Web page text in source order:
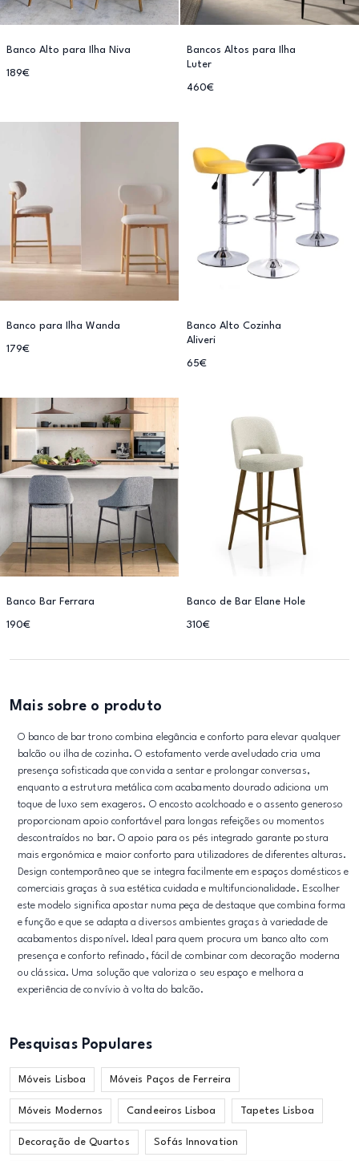
Banco Alto para Ilha Niva
189€
Bancos Altos para Ilha
Luter
460€
Banco para Ilha Wanda
179€
Banco Alto Cozinha
Aliveri
65€
Banco Bar Ferrara
190€
Banco de Bar Elane Hole
310€
Mais sobre o produto
O banco de bar trono combina elegância e conforto para elevar qualquer
balcão ou ilha de cozinha. O estofamento verde aveludado cria uma
presença sofisticada que convida a sentar e prolongar conversas,
enquanto a estrutura metálica com acabamento dourado adiciona um
toque de luxo sem exageros. O encosto acolchoado e o assento generoso
proporcionam apoio confortável para longas refeições ou momentos
descontraídos no bar. O apoio para os pés integrado garante postura
mais ergonómica e maior conforto para utilizadores de diferentes alturas.
Design contemporâneo que se integra facilmente em espaços domésticos e
comerciais graças à sua estética cuidada e multifuncionalidade. Escolher
este modelo significa apostar numa peça de destaque que combina forma
e função e que se adapta a diversos ambientes graças à variedade de
acabamentos disponível. Ideal para quem procura um banco alto com
presença e conforto refinado, fácil de combinar com decoração moderna
ou clássica. Uma solução que valoriza o seu espaço e melhora a
experiência de convívio à volta do balcão.
Pesquisas Populares
Móveis Lisboa Móveis Paços de Ferreira
Móveis Modernos Candeeiros Lisboa Tapetes Lisboa
Decoração de Quartos Sofás Innovation